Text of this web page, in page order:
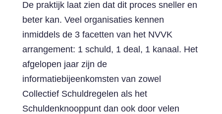
De praktijk laat zien dat dit proces sneller en
beter kan. Veel organisaties kennen
inmiddels de 3 facetten van het NVVK
arrangement: 1 schuld, 1 deal, 1 kanaal. Het
afgelopen jaar zijn de
informatiebijeenkomsten van zowel
Collectief Schuldregelen als het
Schuldenknooppunt dan ook door velen